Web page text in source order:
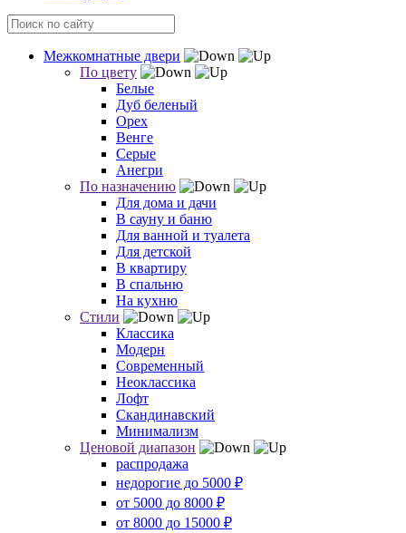
Межкомнатные двери
По цвету
Белые
Дуб беленый
Орех
Венге
Серые
Анегри
По назначению
Для дома и дачи
В сауну и баню
Для ванной и туалета
Для детской
В квартиру
В спальню
На кухню
Стили
Классика
Модерн
Современный
Неоклассика
Лофт
Скандинавский
Минимализм
Ценовой диапазон
распродажа
недорогие до 5000 ₽
от 5000 до 8000 ₽
от 8000 до 15000 ₽